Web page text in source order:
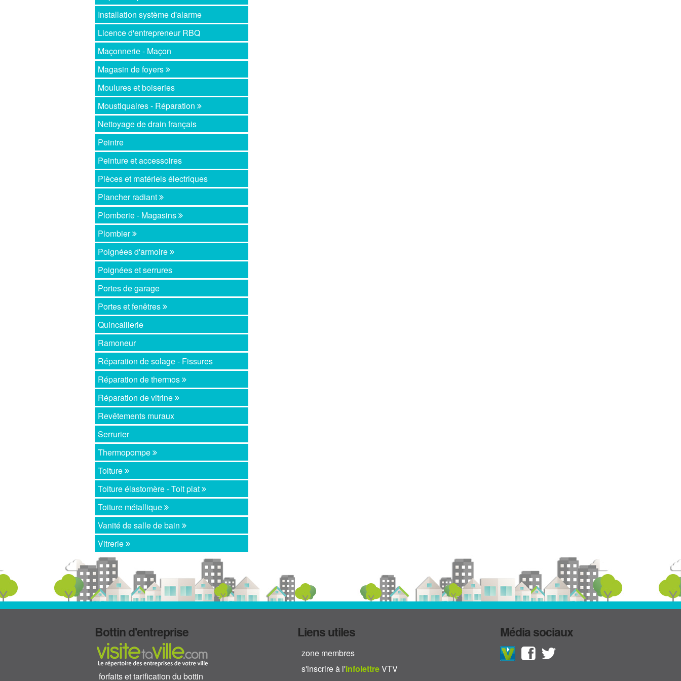
Installation système d'alarme
Licence d'entrepreneur RBQ
Maçonnerie - Maçon
Magasin de foyers
Moulures et boiseries
Moustiquaires - Réparation
Nettoyage de drain français
Peintre
Peinture et accessoires
Pièces et matériels électriques
Plancher radiant
Plomberie - Magasins
Plombier
Poignées d'armoire
Poignées et serrures
Portes de garage
Portes et fenêtres
Quincaillerie
Ramoneur
Réparation de solage - Fissures
Réparation de thermos
Réparation de vitrine
Revêtements muraux
Serrurier
Thermopompe
Toiture
Toiture élastomère - Toit plat
Toiture métallique
Vanité de salle de bain
Vitrerie
Bottin d'entreprise
forfaits et tarification du bottin
Liens utiles
zone membres
s'inscrire à l'infolettreVTV
Média sociaux